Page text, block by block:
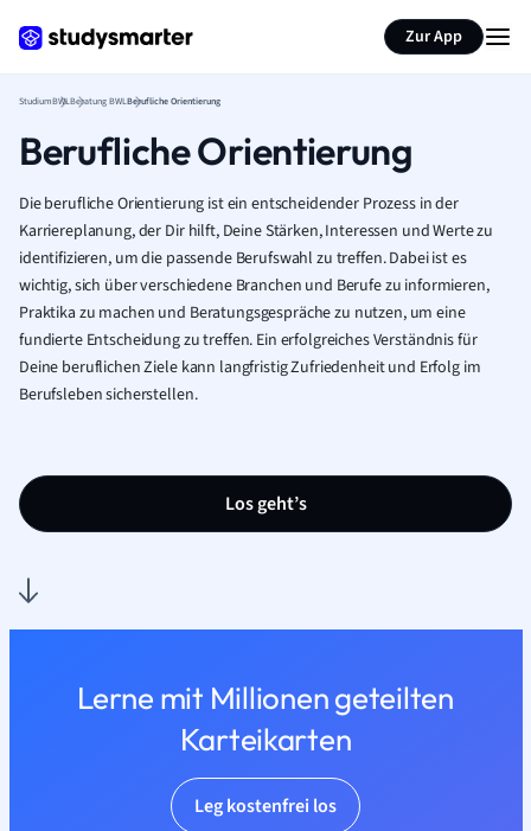
Zur App
StudiumBWLBeratung BWLBerufliche Orientierung
Berufliche Orientierung
Die berufliche Orientierung ist ein entscheidender Prozess in der
Karriereplanung, der Dir hilft, Deine Stärken, Interessen und Werte zu
identifizieren, um die passende Berufswahl zu treffen. Dabei ist es
wichtig, sich über verschiedene Branchen und Berufe zu informieren,
Praktika zu machen und Beratungsgespräche zu nutzen, um eine
fundierte Entscheidung zu treffen. Ein erfolgreiches Verständnis für
Deine beruflichen Ziele kann langfristig Zufriedenheit und Erfolg im
Berufsleben sicherstellen.
Los geht’s
Lerne mit Millionen geteilten
Karteikarten
Leg kostenfrei los